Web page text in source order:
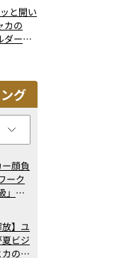
と開い
カの
ダーバ
グ
顔負
ーク
」凄
放】ユ
ビジ
の透